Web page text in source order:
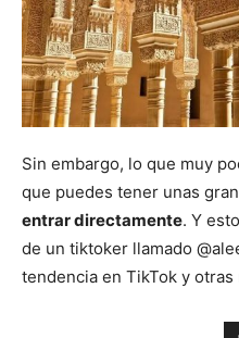
Sin embargo, lo que muy
que puedes tener unas
entrar directamente. Y
de un tiktoker llamado
tendencia en TikTok y